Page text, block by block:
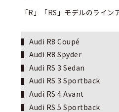
「R」「RS」モデルのライン
Audi R8 Coupé
Audi R8 Spyder
Audi RS 3 Sedan
Audi RS 3 Sportback
Audi RS 4 Avant
Audi RS 5 Sportback